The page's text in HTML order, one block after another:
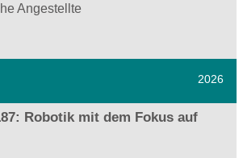
Angestellte
2026
Robotik mit dem Fokus auf